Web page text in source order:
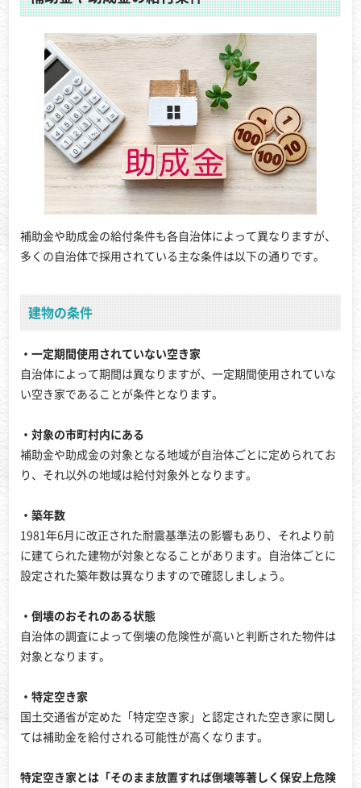
補助金や助成金の給付条件も各自治体によって異なりますが、
多くの自治体で採用されている主な条件は以下の通りです。
建物の条件
・一定期間使用されていない空き家
自治体によって期間は異なりますが、一定期間使用されていな
い空き家であることが条件となります。
・対象の市町村内にある
補助金や助成金の対象となる地域が自治体ごとに定められてお
り、それ以外の地域は給付対象外となります。
・築年数
1981年6月に改正された耐震基準法の影響もあり、それより前
に建てられた建物が対象となることがあります。自治体ごとに
設定された築年数は異なりますので確認しましょう。
・倒壊のおそれのある状態
自治体の調査によって倒壊の危険性が高いと判断された物件は
対象となります。
・特定空き家
国土交通省が定めた「特定空き家」と認定された空き家に関し
ては補助金を給付される可能性が高くなります。
特定空き家とは「そのまま放置すれば倒壊等著しく保安上危険